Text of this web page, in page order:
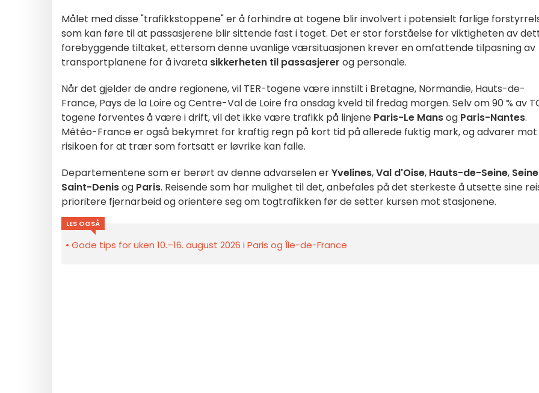
Målet med disse "trafikkstoppene" er å forhindre at togene blir involvert i potensielt farlige
som kan føre til at passasjerene blir sittende fast i toget. Det er stor forståelse for viktigheten av
forebyggende tiltaket, ettersom denne uvanlige værsituasjonen krever en omfattende tilpasning av
transportplanene for å ivareta sikkerheten til passasjerer og personale.
Når det gjelder de andre regionene,vil TER-togene være innstilt i Bretagne, Normandie, Hauts-de-
France, Pays de la Loire og Centre-Val de Loire fra onsdag kveld til fredag morgen. Selv om 90 % av
togene forventes å være i drift, vil det ikke være trafikk på linjene Paris-Le Mansog Paris-Nantes.
Météo-France er også bekymret for kraftig regn på kort tid på allerede fuktig mark, og advarer mot
risikoen for at trær som fortsatt er løvrike kan falle.
Departementene som er berørt av denne advarselen erYvelines,Val d'Oise, Hauts-de-Seine,
Saint-Denisog Paris. Reisende som har mulighet til det, anbefales på det sterkeste å utsette sine
prioritere fjernarbeid og orientere seg om togtrafikken før de setter kursen mot stasjonene.
LES OGSÅ
Gode tips for uken 10.–16. august 2026 i Paris og Île-de-France